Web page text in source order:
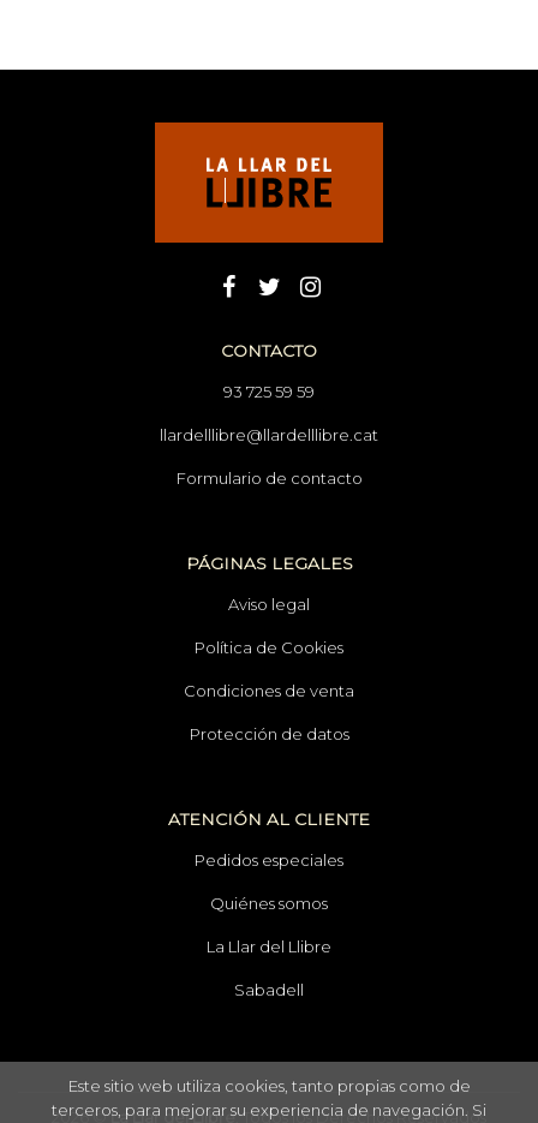
CONTACTO
93 725 59 59
llardelllibre@llardelllibre.cat
Formulario de contacto
PÁGINAS LEGALES
Aviso legal
Política de Cookies
Condiciones de venta
Protección de datos
ATENCIÓN AL CLIENTE
Pedidos especiales
Quiénes somos
La Llar del Llibre
Sabadell
2026 ©La Llar del Llibre. Todos los Derechos Reservados
Este sitio web utiliza cookies, tanto propias como de
terceros, para mejorar su experiencia de navegación. Si